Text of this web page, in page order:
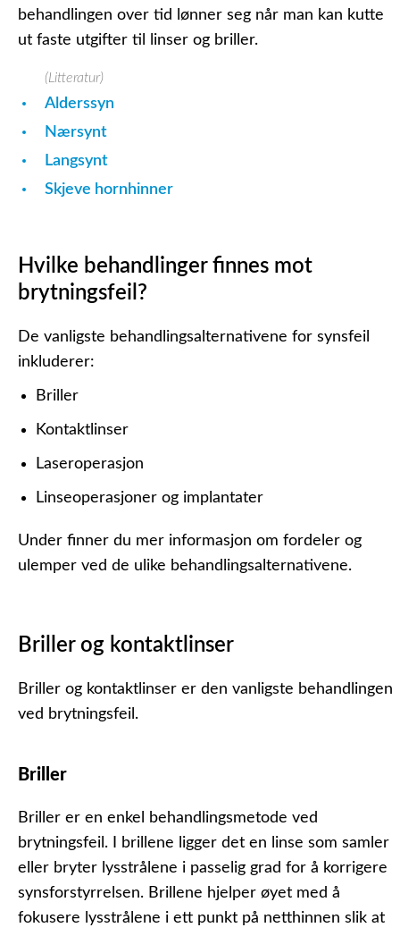
behandlingen over tid lønner seg når man kan kutte
ut faste utgifter til linser og briller.
(Litteratur)
Alderssyn
Nærsynt
Langsynt
Skjeve hornhinner
Hvilke behandlinger finnes mot
brytningsfeil?
De vanligste behandlingsalternativene for synsfeil
inkluderer:
Briller
Kontaktlinser
Laseroperasjon
Linseoperasjoner og implantater
Under finner du mer informasjon om fordeler og
ulemper ved de ulike behandlingsalternativene.
Briller og kontaktlinser
Briller og kontaktlinser er den vanligste behandlingen
ved brytningsfeil.
Briller
Briller er en enkel behandlingsmetode ved
brytningsfeil. I brillene ligger det en linse som samler
eller bryter lysstrålene i passelig grad for å korrigere
synsforstyrrelsen. Brillene hjelper øyet med å
fokusere lysstrålene i ett punkt på netthinnen slik at